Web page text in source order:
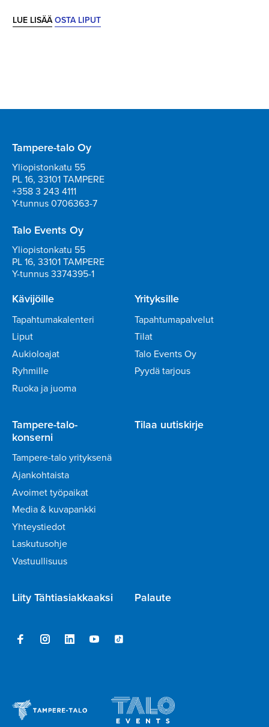
LUE LISÄÄ OSTA LIPUT
Tampere-talo Oy
Yliopistonkatu 55
PL 16, 33101 TAMPERE
+358 3 243 4111
Y-tunnus 0706363-7
Talo Events Oy
Yliopistonkatu 55
PL 16, 33101 TAMPERE
Y-tunnus 3374395-1
Kävijöille
Tapahtumakalenteri
Liput
Aukioloajat
Ryhmille
Ruoka ja juoma
Yrityksille
Tapahtumapalvelut
Tilat
Talo Events Oy
Pyydä tarjous
Tampere-talo-
konserni
Tampere-talo yrityksenä
Ajankohtaista
Avoimet työpaikat
Media & kuvapankki
Yhteystiedot
Laskutusohje
Vastuullisuus
Tilaa uutiskirje
Liity Tähtiasiakkaaksi Palaute